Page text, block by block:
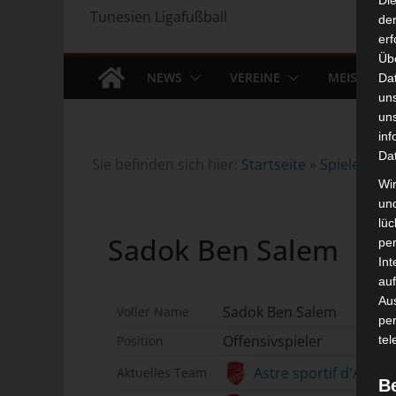
Tunesien Ligafußball
NEWS VEREINE
Sie befinden sich hier: Startseite » Spieler »
Sadok Ben Salem
Voller Name Sadok Ben Salem
Position Offensivspieler
Aktuelles Team Astre sportif d'Agareb